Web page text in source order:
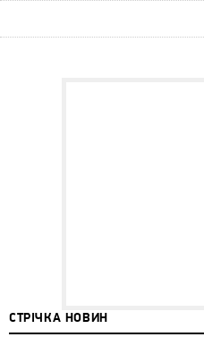
СТРІЧКА НОВИН